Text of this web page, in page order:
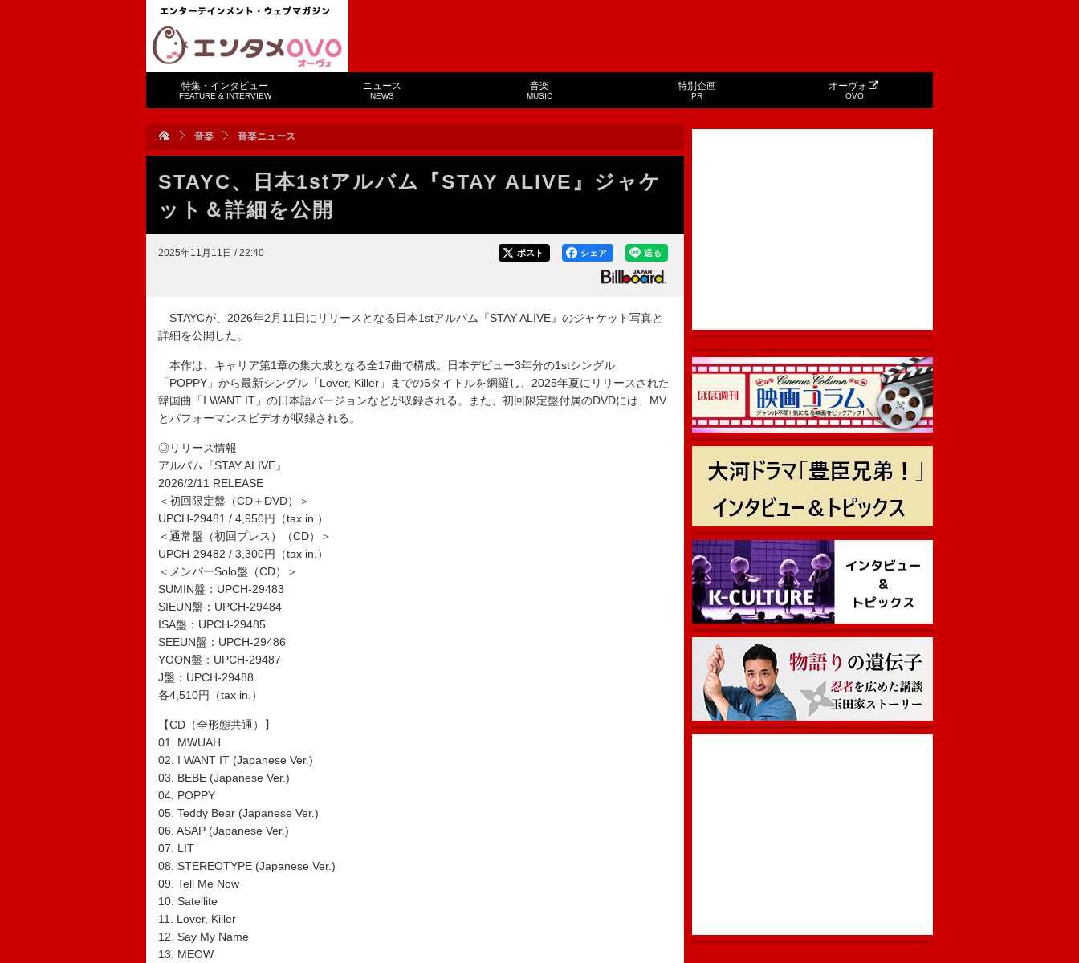
特集・インタビュー
FEATURE & INTERVIEW
ニュース
NEWS
音楽
MUSIC
特別企画
PR
オーヴォ
OVO
音楽 音楽ニュース
STAYC、日本1stアルバム『STAY ALIVE』ジャケ
ット＆詳細を公開
2025年11月11日 / 22:40 送る
シェア
ポスト
STAYCが、2026年2月11日にリリースとなる日本1stアルバム『STAY ALIVE』のジャケット写真と
詳細を公開した。
本作は、キャリア第1章の集大成となる全17曲で構成。日本デビュー3年分の1stシングル
「POPPY」から最新シングル「Lover, Killer」までの6タイトルを網羅し、2025年夏にリリースされた
韓国曲「I WANT IT」の日本語バージョンなどが収録される。また、初回限定盤付属のDVDには、MV
とパフォーマンスビデオが収録される。
◎リリース情報
アルバム『STAY ALIVE』
2026/2/11 RELEASE
＜初回限定盤（CD＋DVD）＞
UPCH-29481 / 4,950円（tax in.）
＜通常盤（初回プレス）（CD）＞
UPCH-29482 / 3,300円（tax in.）
＜メンバーSolo盤（CD）＞
SUMIN盤：UPCH-29483
SIEUN盤：UPCH-29484
ISA盤：UPCH-29485
SEEUN盤：UPCH-29486
YOON盤：UPCH-29487
J盤：UPCH-29488
各4,510円（tax in.）
【CD（全形態共通）】
01. MWUAH
02. I WANT IT (Japanese Ver.)
03. BEBE (Japanese Ver.)
04. POPPY
05. Teddy Bear (Japanese Ver.)
06. ASAP (Japanese Ver.)
07. LIT
08. STEREOTYPE (Japanese Ver.)
09. Tell Me Now
10. Satellite
11. Lover, Killer
12. Say My Name
13. MEOW